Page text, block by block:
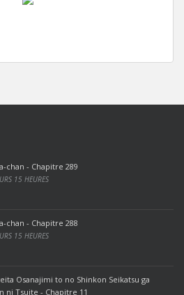
chan - Chapitre 289
15 HEURES
chan - Chapitre 288
15 HEURES
Osanajimi to no Shinkon Seikatsu ga
ni Tsuite - Chapitre 11